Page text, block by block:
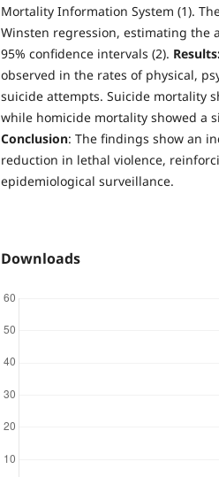
Mortality Information System (1).
Winsten regression, estimating the
95% confidence intervals (2).
observed in the rates of physical,
suicide attempts. Suicide mortality
while homicide mortality showed a
Conclusion: The findings show an
reduction in lethal violence,
epidemiological surveillance.
Downloads